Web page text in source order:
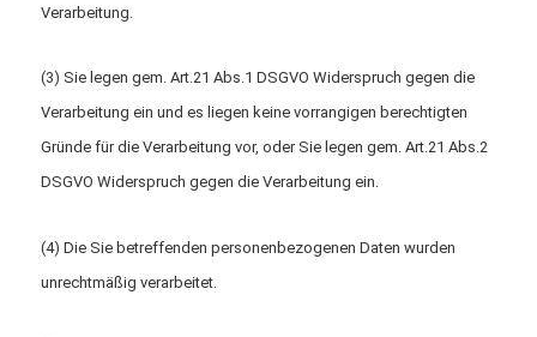
Verarbeitung.
(3) Sie legen gem. Art.21 Abs.1 DSGVO Widerspruch gegen die
Verarbeitung ein und es liegen keine vorrangigen berechtigten
Gründe für die Verarbeitung vor, oder Sie legen gem. Art.21 Abs.2
DSGVO Widerspruch gegen die Verarbeitung ein.
(4) Die Sie betreffenden personenbezogenen Daten wurden
unrechtmäßig verarbeitet.